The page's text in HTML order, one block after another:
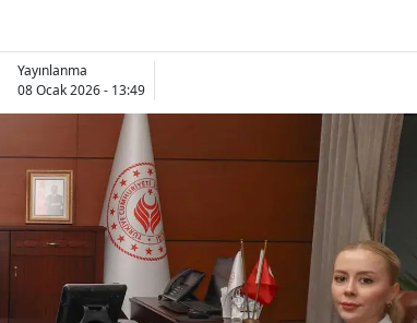
Yayınlanma
08 Ocak 2026 - 13:49